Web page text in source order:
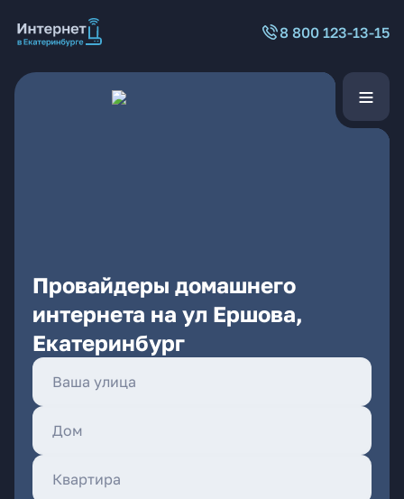
8 800 123-13-15
Провайдеры домашнего
интернета на ул Ершова,
Екатеринбург